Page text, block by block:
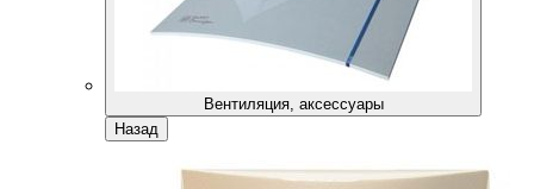
Вентиляция, аксессуары
Назад